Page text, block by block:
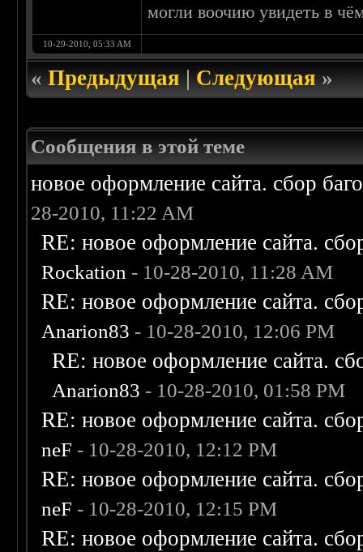
могли воочию увидеть в
10-29-2010, 05:33 AM
«Предыдущая|Следующая»
Сообщения в этой теме
новое оформление сайта. сбор
28-2010, 11:22 AM
RE: новое оформление сайта.
Rockation - 10-28-2010, 11:28 AM
RE: новое оформление сайта.
Anarion83 - 10-28-2010, 12:06 PM
RE: новое оформление сайта.
Anarion83 - 10-28-2010, 01:58 PM
RE: новое оформление сайта.
neF - 10-28-2010, 12:12 PM
RE: новое оформление сайта.
neF - 10-28-2010, 12:15 PM
RE: новое оформление сайта.